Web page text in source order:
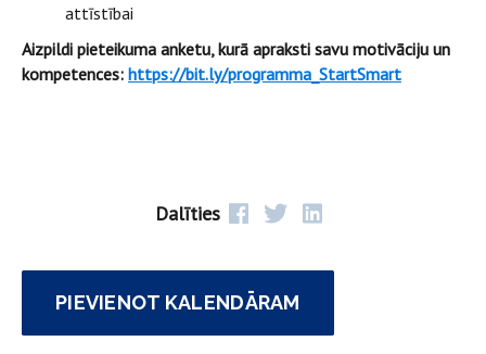
attīstībai
Aizpildi pieteikuma anketu, kurā apraksti savu motivāciju un
kompetences: https://bit.ly/programma_StartSmart
Dalīties
PIEVIENOT KALENDĀRAM